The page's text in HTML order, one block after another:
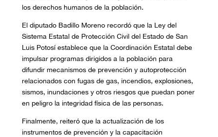
los derechos humanos de la población.
El diputado Badillo Moreno recordó que la Ley del
Sistema Estatal de Protección Civil del Estado de San
Luis Potosí establece que la Coordinación Estatal debe
impulsar programas dirigidos a la población para
difundir mecanismos de prevención y autoprotección
relacionados con fugas de gas, incendios, explosiones,
sismos, inundaciones y otros riesgos que puedan poner
en peligro la integridad física de las personas.
Finalmente, reiteró que la actualización de los
instrumentos de prevención y la capacitación